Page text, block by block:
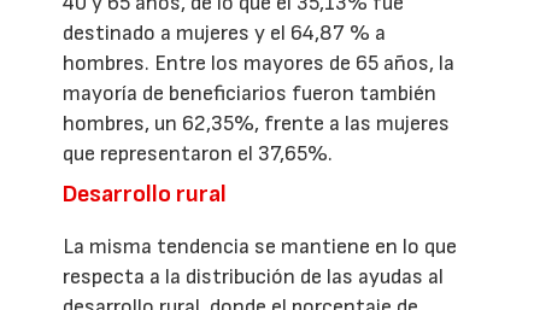
destinado a mujeres y el 64,87 % a
hombres. Entre los mayores de 65 años, la
mayoría de beneficiarios fueron también
hombres, un 62,35%, frente a las mujeres
que representaron el 37,65%.
Desarrollo rural
La misma tendencia se mantiene en lo que
respecta a la distribución de las ayudas al